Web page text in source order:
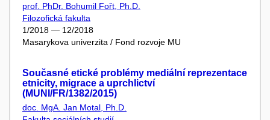
prof. PhDr. Bohumil Fořt, Ph.D.
Filozofická fakulta
1/2018 — 12/2018
Masarykova univerzita / Fond rozvoje MU
Současné etické problémy mediální reprezentace
etnicity, migrace a uprchlictví
(MUNI/FR/1382/2015)
doc. MgA. Jan Motal, Ph.D.